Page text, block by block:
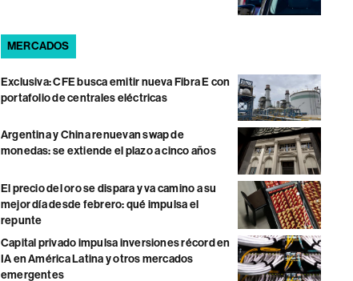
MERCADOS
Exclusiva: CFE busca emitir nueva Fibra E con
portafolio de centrales eléctricas
Argentina y China renuevan swap de
monedas: se extiende el plazo a cinco años
El precio del oro se dispara y va camino a su
mejor día desde febrero: qué impulsa el
repunte
Capital privado impulsa inversiones récord en
IA en América Latina y otros mercados
emergentes